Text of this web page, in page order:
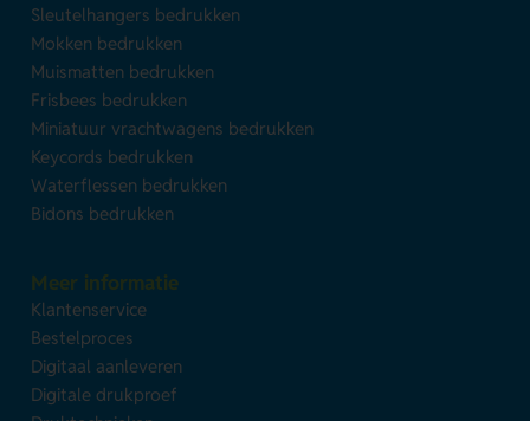
Sleutelhangers bedrukken
Mokken bedrukken
Muismatten bedrukken
Frisbees bedrukken
Miniatuur vrachtwagens bedrukken
Keycords bedrukken
Waterflessen bedrukken
Bidons bedrukken
Meer informatie
Klantenservice
Bestelproces
Digitaal aanleveren
Digitale drukproef